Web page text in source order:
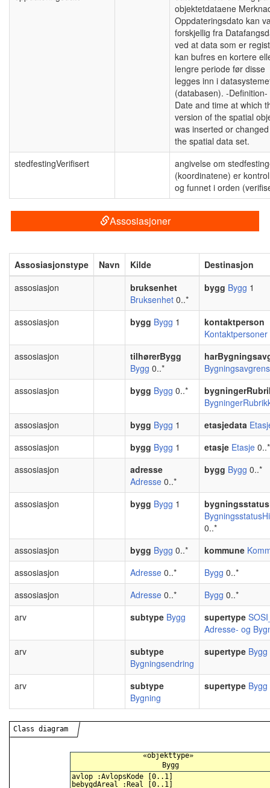
objektetdataene
Oppdateringsdato kan
forskjellig fra
ved at data som er
kan bufres en kortere
lengre periode før disse
legges inn i
(databasen). -Definition-
Date and time at which
version of the spatial
was inserted or
the spatial data set.
stedfestingVerifisert
angivelse om
(koordinatene) er
og funnet i orden
Assosiasjoner
Assosiasjonstype Navn Kilde
Destinasjon
assosiasjon
bruksenhet
Bruksenhet 0..*
bygg Bygg 1
assosiasjon bygg Bygg 1
kontaktperson
Kontaktpersoner
assosiasjon
tilhørerBygg
Bygg 0..*
assosiasjon
bygg Bygg 0..*
assosiasjon
bygg Bygg 1 etasjedata
assosiasjon
bygg Bygg 1 etasje Etasje 0..*
assosiasjon
adresse
Adresse 0..*
bygg Bygg 0..*
assosiasjon bygg Bygg 1
0..*
assosiasjon
bygg Bygg 0..* kommune
assosiasjon
Adresse 0..* Bygg 0..*
assosiasjon
Adresse 0..* Bygg 0..*
arv
subtype Bygg supertype
Adresse- og
arv
subtype
Bygningsendring
supertype Bygg
arv
subtype
Bygning
supertype Bygg